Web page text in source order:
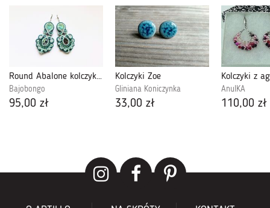
Round Abalone kolczyki sutasz
Bajobongo
95,00 zł
Kolczyki Zoe
Gliniana Koniczynka
33,00 zł
Kolczyki z
AnulKA
110,00 zł